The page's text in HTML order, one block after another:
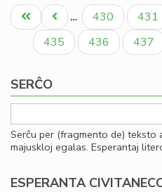
Pagination
Unua
paĝo
Antaŭa
paĝo
… Paĝo
430 Paĝo
431
Paĝo
435 Paĝo
436 Paĝo
437
SERĈO
Serĉu per (fragmento de) teksto
majuskloj egalas. Esperantaj
ESPERANTA